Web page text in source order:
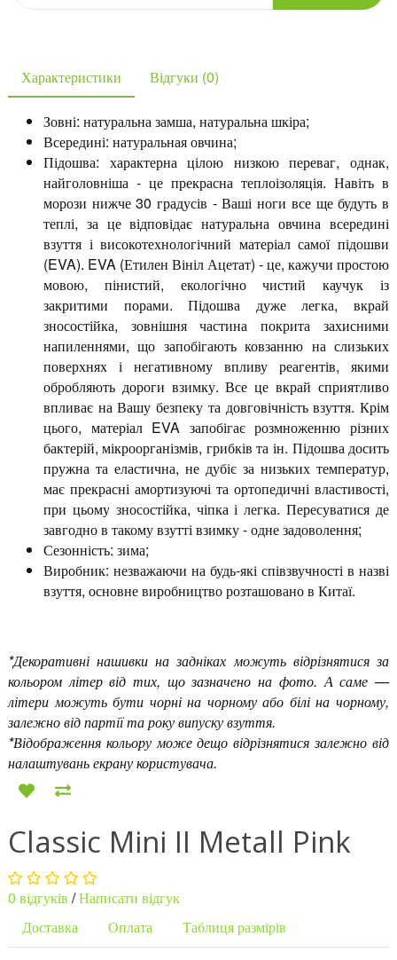
Характеристики Відгуки (0)
Зовні: натуральна замша, натуральна шкіра;
Всередині: натуральная овчина;
Підошва: характерна цілою низкою переваг, однак,
найголовніша - це прекрасна теплоізоляція. Навіть в
морози нижче 30 градусів - Ваші ноги все ще будуть в
теплі, за це відповідає натуральна овчина всередині
взуття і високотехнологічний матеріал самої підошви
(EVA). EVA (Етилен Вініл Ацетат) - це, кажучи простою
мовою, пінистий, екологічно чистий каучук із
закритими порами. Підошва дуже легка, вкрай
зносостійка, зовнішня частина покрита захисними
напиленнями, що запобігають ковзанню на слизьких
поверхнях і негативному впливу реагентів, якими
обробляють дороги взимку. Все це вкрай сприятливо
впливає на Вашу безпеку та довговічність взуття. Крім
цього, матеріал EVA запобігає розмноженню різних
бактерій, мікроорганізмів, грибків та ін. Підошва досить
пружна та еластична, не дубіє за низьких температур,
має прекрасні амортизуючі та ортопедичні властивості,
при цьому зносостійка, чіпка і легка. Пересуватися де
завгодно в такому взутті взимку - одне задоволення;
Сезонність: зима;
Виробник: незважаючи на будь-які співзвучності в назві
взуття, основне виробництво розташовано в Китаї.
*Декоративні нашивки на задніках можуть відрізнятися за
кольором літер від тих, що зазначено на фото. А саме —
літери можуть бути чорні на чорному або білі на чорному,
залежно від партії та року випуску взуття.
*Відображення кольору може дещо відрізнятися залежно від
налаштувань екрану користувача.
Classic Mini II Metall Pink
0 відгуків /Написати відгук
Доставка
Оплата Таблиця размірів